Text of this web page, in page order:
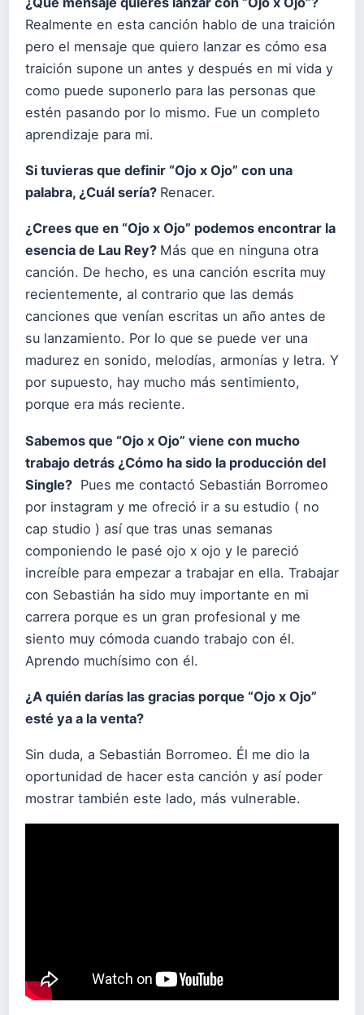
Realmente en esta canción hablo de una traición
pero el mensaje que quiero lanzar es cómo esa
traición supone un antes y después en mi vida y
como puede suponerlo para las personas que
estén pasando por lo mismo. Fue un completo
aprendizaje para mi.
Si tuvieras que definir “Ojo x Ojo” con una
palabra, ¿Cuál sería? Renacer.
¿Crees que en “Ojo x Ojo” podemos encontrar la
esencia de Lau Rey? Más que en ninguna otra
canción. De hecho, es una canción escrita muy
recientemente, al contrario que las demás
canciones que venían escritas un año antes de
su lanzamiento. Por lo que se puede ver una
madurez en sonido, melodías, armonías y letra. Y
por supuesto, hay mucho más sentimiento,
porque era más reciente.
Sabemos que “Ojo x Ojo” viene con mucho
trabajo detrás ¿Cómo ha sido la producción del
Single? Pues me contactó Sebastián Borromeo
por instagram y me ofreció ir a su estudio ( no
cap studio ) así que tras unas semanas
componiendo le pasé ojo x ojo y le pareció
increíble para empezar a trabajar en ella. Trabajar
con Sebastián ha sido muy importante en mi
carrera porque es un gran profesional y me
siento muy cómoda cuando trabajo con él.
Aprendo muchísimo con él.
¿A quién darías las gracias porque “Ojo x Ojo”
esté ya a la venta?
Sin duda, a Sebastián Borromeo. Él me dio la
oportunidad de hacer esta canción y así poder
mostrar también este lado, más vulnerable.